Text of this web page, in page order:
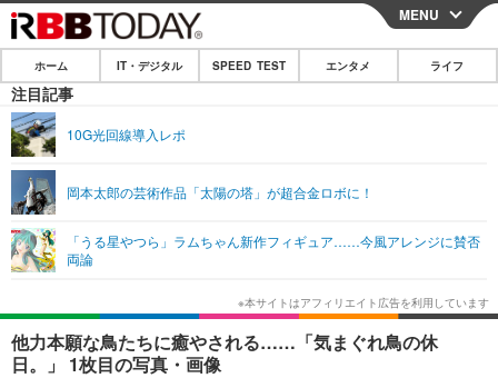
CLOSE
ホーム
IT・デジタル
ショッピング その他
SPEED TEST
エンタメ
エンタメTOP
韓国・芸能
音楽 スポーツ
ライフ
ライフTOP グルメ
ペット ショッピング
リリース一覧
プッシュ通知の停止方法
MENU
ホーム IT・デジタル SPEED TEST エンタメ ライフ
注目記事
10G光回線導入レポ
岡本太郎の芸術作品「太陽の塔」が超合金ロボに！
「うる星やつら」ラムちゃん新作フィギュア……今風アレンジに賛否
両論
他力本願な鳥たちに癒やされる……「気まぐれ鳥の休
日。」 1枚目の写真・画像